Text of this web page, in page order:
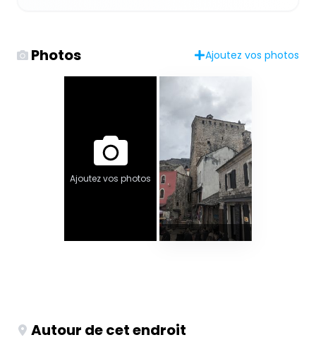
Photos Ajoutez vos photos
Ajoutez vos photos
Autour de cet endroit